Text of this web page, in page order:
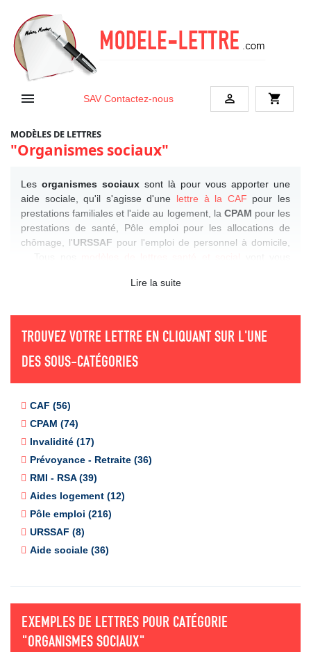
 SAV Contactez-nous  shopping_cart
MODÈLES DE LETTRES
"Organismes sociaux"
Les organismes sociaux sont là pour vous apporter une
aide sociale, qu'il s'agisse d'une lettre à la CAF pour les
prestations familiales et l'aide au logement, la CPAM pour les
prestations de santé, Pôle emploi pour les allocations de
chômage, l'URSSAF pour l'emploi de personnel à domicile,
Lire la suite
TROUVEZ VOTRE LETTRE EN CLIQUANT SUR L'UNE
DES SOUS-CATÉGORIES
CAF (56)
CPAM (74)
Invalidité (17)
Prévoyance - Retraite (36)
RMI - RSA (39)
Aides logement (12)
Pôle emploi (216)
URSSAF (8)
Aide sociale (36)
EXEMPLES DE LETTRES POUR CATÉGORIE
"ORGANISMES SOCIAUX"